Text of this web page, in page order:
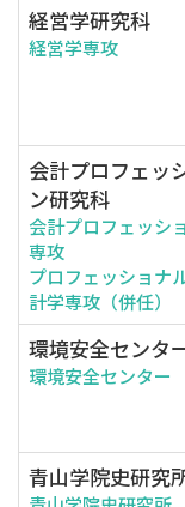
経営学研究科
経営学専攻
会計プロフェッ
ン研究科
会計プロフェッシ
専攻
プロフェッショナ
計学専攻（併任）
環境安全センタ
環境安全センター
青山学院史研究